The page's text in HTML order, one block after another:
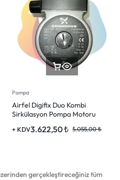
Pompa
Airfel Digifix Duo Kombi
Sirkülasyon Pompa Motoru
3.622,50₺ 5.055,00₺
+ KDV
gerçekleştireceğiniz tüm